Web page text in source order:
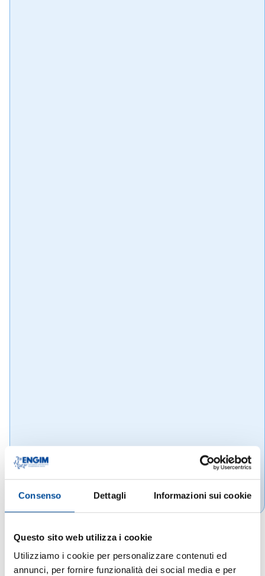
Consenso Dettagli Informazioni sui cookie
Questo sito web utilizza i cookie
Utilizziamo i cookie per personalizzare contenuti ed
annunci, per fornire funzionalità dei social media e per